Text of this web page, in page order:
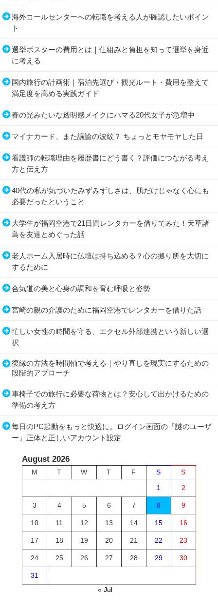
海外コールセンターへの転職を考える人が確認したいポイン
ト
選挙ポスターの費用とは｜仕組みと負担を知って選挙を身近
に考える
国内旅行の計画術｜宿泊先選び・観光ルート・費用を整えて
満足度を高める実践ガイド
春の光みたいな透明感メイクにハマる20代女子が急増中
マイナカード、また議論の波紋？ ちょっとモヤモヤした日
看護師の転職理由を履歴書にどう書く？評価につながる考え
方と伝え方
40代の私が気づいたみずみずしさは、肌だけじゃなく心にも
必要だったということ
大学生が福岡空港で21日間レンタカーを借りてみた！天草諸
島を友達とめぐった話
老人ホーム入居時に仏壇は持ち込める？心の拠り所を大切に
するために
合気道の美と心身の調和を育む呼吸と姿勢
宮崎の親の介護のために福岡空港でレンタカーを借りた話
忙しい女性の時間を守る、エクセル外部連携という新しい選
択
復縁の方法を時間軸で考える｜やり直しを現実にするための
段階的アプローチ
車椅子での旅行に必要な荷物とは？安心して出かけるための
準備の考え方
毎日のPC起動をもっと快適に。ログイン画面の「謎のユーザ
ー」正体と正しいアカウント設定
August 2026
M T W T F S
S
1
2
3 4 5 6 7 8 9
10 11 12 13 14 15 16
17 18 19 20 21 22 23
24 25 26 27 28 29 30
31
« Jul